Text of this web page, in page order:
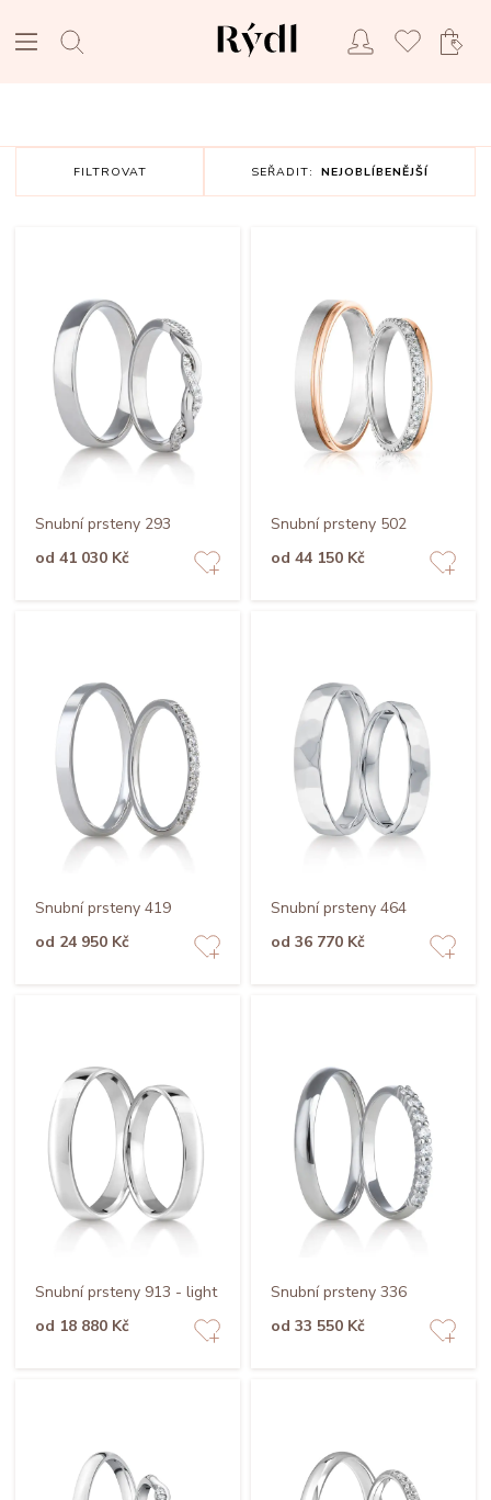
FILTROVAT SEŘADIT: NEJOBLÍBENĚJŠÍ
Snubní prsteny 293
od 41 030 Kč
Snubní prsteny 502
od 44 150 Kč
Snubní prsteny 419
od 24 950 Kč
Snubní prsteny 464
od 36 770 Kč
Snubní prsteny 913 - light
od 18 880 Kč
Snubní prsteny 336
od 33 550 Kč